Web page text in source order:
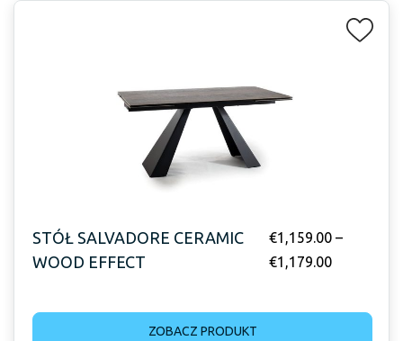
STÓŁ SALVADORE CERAMIC
WOOD EFFECT
€1,159.00 –
€1,179.00
ZOBACZ PRODUKT